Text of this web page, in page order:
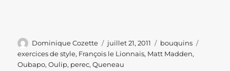
Auteur
Dominique Cozette
Publié
le
juillet 21, 2011 Catégories
bouquins
exercices de style, François le Lionnais, Matt Madden,
Oubapo,Oulip, perec,Queneau